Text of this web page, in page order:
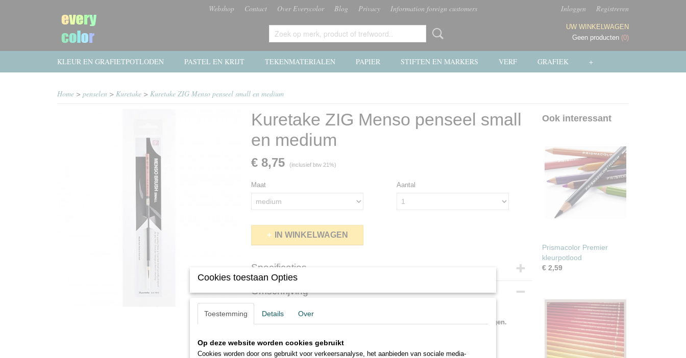
Webshop Contact Over Everycolor Blog Privacy Information foreign customers Inloggen Registreren
UW WINKELWAGEN
Geen producten (0)
KLEUR EN GRAFIETPOTLODEN PASTEL EN KRIJT TEKENMATERIALEN PAPIER STIFTEN EN MARKERS VERF GRAFIEK +
Home > penselen > Kuretake > Kuretake ZIG Menso penseel small en medium
Kuretake ZIG Menso penseel small
en medium
€ 8,75 (inclusief btw 21%)
Maat Aantal
IN WINKELWAGEN
Specificaties
Netto gewicht
0,10 Kg
Omschrijving
Kuretake ZIG Menso penseel small en medium Prachtig fijn penseel voor het
aanbrengen van details, fijne lijnen, kleine vlakken en andere fijne toepassingen.
* * * * * * * * * *
Ook interessant
Prismacolor Premier
kleurpotlood
€ 2,59
Cookies toestaan Opties
Toestemming Details Over
Op deze website worden cookies gebruikt
Cookies worden door ons gebruikt voor verkeersanalyse, het aanbieden van sociale media-